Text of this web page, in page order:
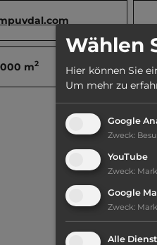
m2
Wählen
Hier können Sie
Um mehr zu
Google
Zweck:
YouTube
Zweck:
Google
Zweck:
Alle